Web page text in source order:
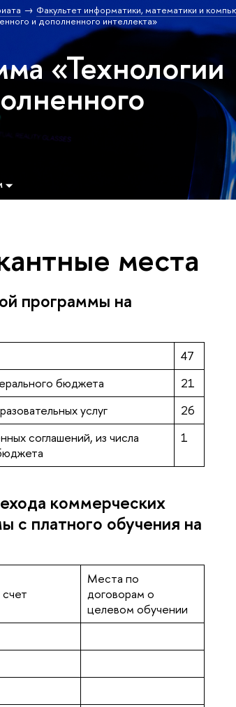
Факультет информатики, математики и
и дополненного интеллекта»
«Технологии
места
программы на
47
бюджета
21
услуг
26
соглашений, из числа
1
коммерческих
с платного обучения на
Места по
договорам о
целевом обучении